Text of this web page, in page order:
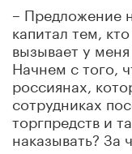
– Предложение
капитал тем,
вызывает у
Начнем с того,
россиянах,
сотрудниках
торгпредств и
наказывать? За